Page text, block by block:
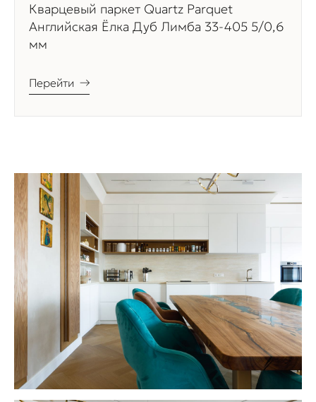
Кварцевый паркет Quartz Parquet
Английская Ёлка Дуб Лимба 33-405 5/0,6
мм
Перейти →